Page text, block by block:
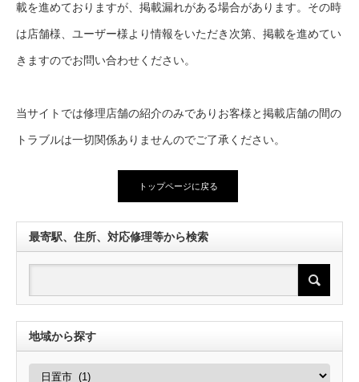
載を進めておりますが、掲載漏れがある場合があります。その時
は店舗様、ユーザー様より情報をいただき次第、掲載を進めてい
きますのでお問い合わせください。
当サイトでは修理店舗の紹介のみでありお客様と掲載店舗の間の
トラブルは一切関係ありませんのでご了承ください。
トップページに戻る
最寄駅、住所、対応修理等から検索
地域から探す
地